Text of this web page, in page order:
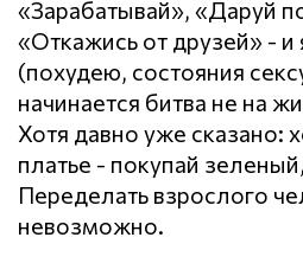
«Зарабатывай», «Даруй
«Откажись от друзей» - и
(похудею, состояния
начинается битва не на
Хотя давно уже сказано:
платье - покупай
Переделать взрослого
невозможно.